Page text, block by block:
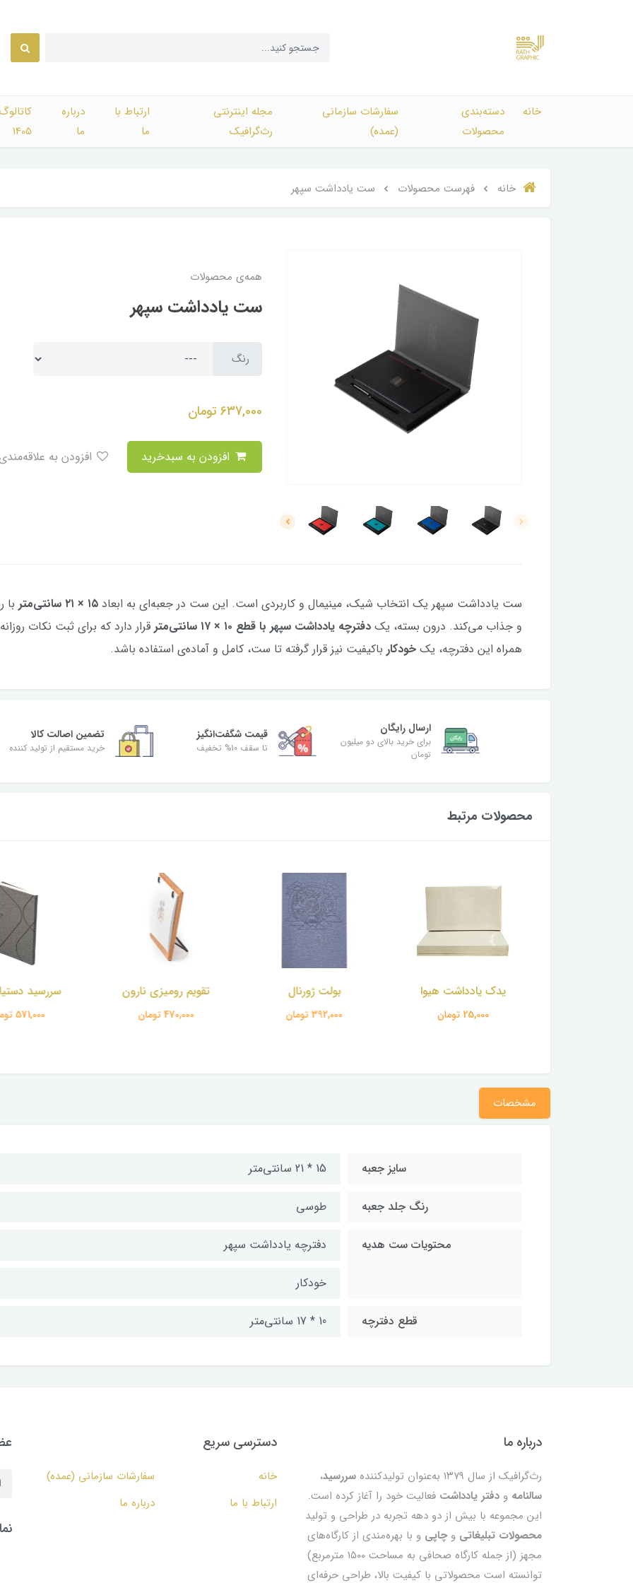
خانه
دسته‌بندی‌
محصولات
سفارشات سازمانی
(عمده)
مجله اینترنتی
رث‌گرافیک
ارتباط با
ما
درباره
ما
1405
خانه فهرست محصولات ست یادداشت سپهر
همه‌ی محصولات
ست یادداشت سپهر
رنگ
637,000 تومان
ست یادداشت سپهر یک انتخاب شیک، مینیمال و کاربردی است. این ست در جعبه‌ای به ابعاد ۱۵ × ۲۱ سانتی‌متر با
و جذاب می‌کند. درون بسته، یک دفترچه یادداشت سپهر با قطع ۱۰ × ۱۷ سانتی‌متر
قرار دارد که برای ثبت نکات
همراه این دفترچه، یک خودکار باکیفیت نیز قرار گرفته تا ست، کامل و آماده‌ی استفاده باشد.
ارسال رایگان
برای خرید بالای دو میلیون
تومان
قیمت شگفت‌انگیز
تا سقف 10% تخفیف
تضمین اصالت کالا
خرید مستقیم از تولید کننده
محصولات مرتبط
بولت ژورنال
392,000 تومان
تقویم رومیزی نارون
470,000 تومان
سررسید دستیار ترمو
571,000 تومان
سررسید
571,000 تومان
مشخصات
سایز جعبه 15 * 21 سانتی‌متر
رنگ جلد جعبه طوسی
محتویات ست هدیه دفترچه یادداشت سپهر
خودکار
قطع دفترچه 10 * 17 سانتی‌متر
درباره ما
رث‌گرافیک از سال ۱۳۷۹ به‌عنوان تولیدکننده سررسید،
سالنامهودفتر یادداشت فعالیت خود را آغاز کرده است.
این مجموعه با بیش از دو دهه تجربه در طراحی و تولید
محصولات تبلیغاتی وچاپیو با بهره‌مندی از کارگاه‌های
مجهز (از جمله کارگاه صحافی به مساحت ۱۵۰۰ مترمربع)
توانسته است محصولاتی با کیفیت بالا، طراحی حرفه‌ای
دسترسی سریع
خانه
سفارشات سازمانی (عمده)
ارتباط با ما
درباره ما